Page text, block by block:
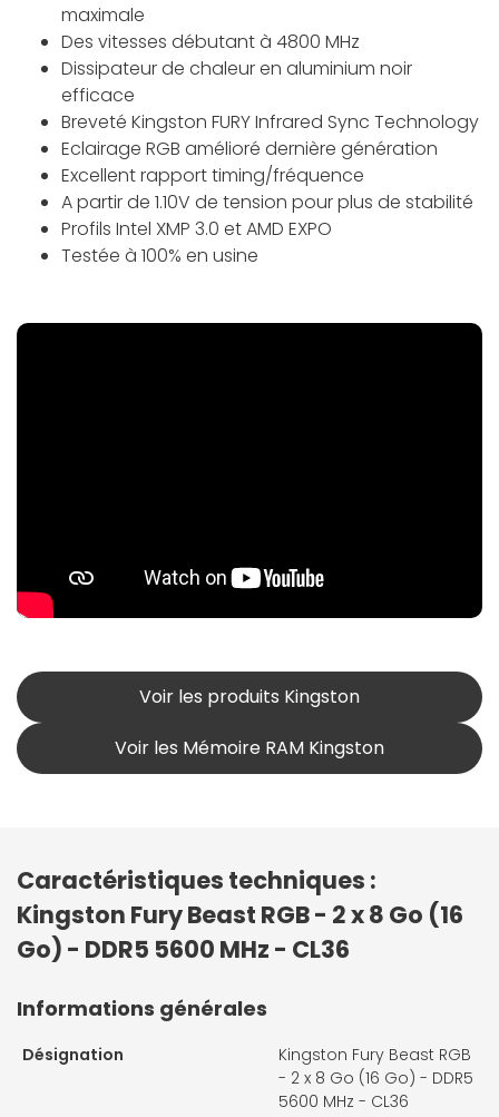
maximale
Des vitesses débutant à 4800 MHz
Dissipateur de chaleur en aluminium noir
efficace
Breveté Kingston FURY Infrared Sync Technology
Eclairage RGB amélioré dernière génération
Excellent rapport timing/fréquence
A partir de 1.10V de tension pour plus de stabilité
Profils Intel XMP 3.0 et AMD EXPO
Testée à 100% en usine
Voir les produits Kingston
Voir les Mémoire RAM Kingston
Caractéristiques techniques :
Kingston Fury Beast RGB - 2 x 8 Go (16
Go) - DDR5 5600 MHz - CL36
Informations générales
Désignation
Kingston Fury Beast RGB
- 2 x 8 Go (16 Go) - DDR5
5600 MHz - CL36